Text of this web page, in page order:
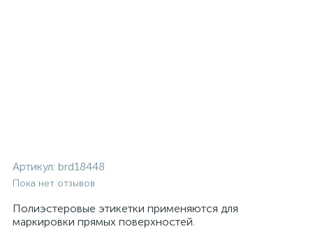
Артикул: brd18448
Пока нет отзывов
Полиэстеровые этикетки применяются для
маркировки прямых поверхностей.